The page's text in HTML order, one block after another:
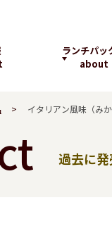
ランチパッ
about
イタリアン風味（み
過去に